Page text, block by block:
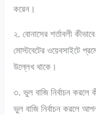
করেন।
২. বোনাসের শর্তাবলী
মোস্টবেটের ওয়েবসাইটে
উল্লেখ থাকে।
৩. ভুল বাজি নির্বাচন করলে
ভুল বাজি নির্বাচন করলে